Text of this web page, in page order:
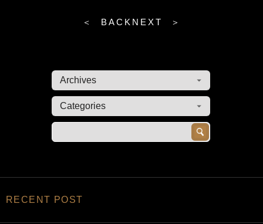
＜ BACK NEXT ＞
RECENT POST